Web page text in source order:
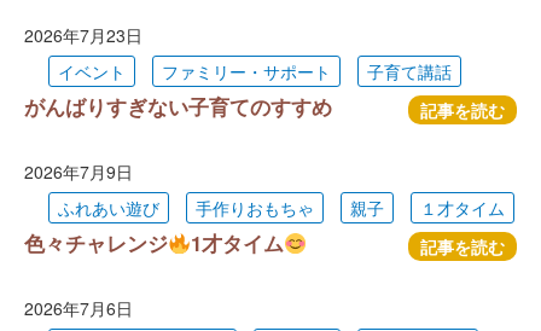
2026年7月23日
イベント
ファミリー・サポート 子育て講話
がんばりすぎない子育てのすすめ 記事を読む
2026年7月9日
ふれあい遊び
手作りおもちゃ 親子 １才タイム
色々チャレンジ 1才タイム 記事を読む
2026年7月6日